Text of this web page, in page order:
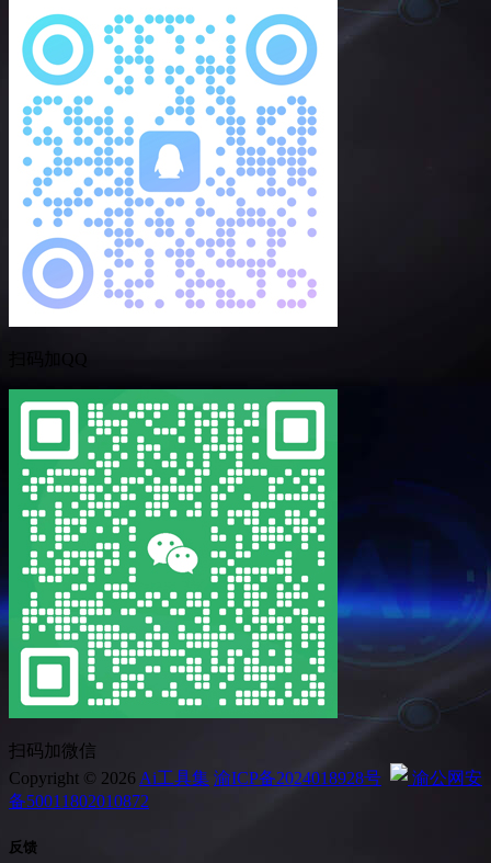
扫码加QQ
扫码加微信
Copyright © 2026 Ai工具集 渝ICP备2024018928号
渝公网安
备50011802010872
反馈